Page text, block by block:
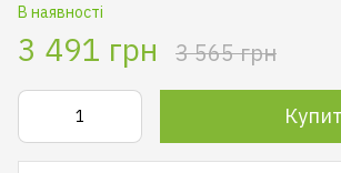
В наявності
3 491 грн 3 565 грн